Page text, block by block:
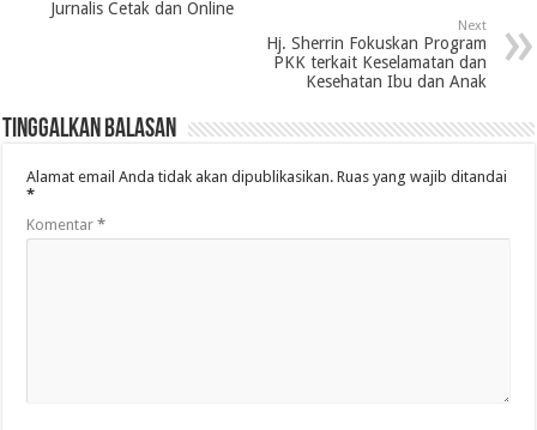
Jurnalis Cetak dan Online
Next
Hj. Sherrin Fokuskan Program
PKK terkait Keselamatan dan
Kesehatan Ibu dan Anak
Tinggalkan Balasan
Alamat email Anda tidak akan dipublikasikan. Ruas yang wajib ditandai
*
Komentar*